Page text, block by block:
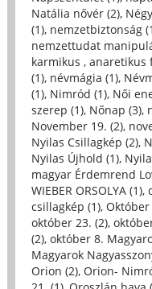
Natália nővér (2),
(1), nemzetbiztonság
nemzettudat
karmikus , anaretikus
(1), névmágia (1),
(1), Nimród (1), Női
szerep (1), Nőnap (3),
November 19. (2),
Nyilas Csillagkép (2),
Nyilas Újhold (1),
magyar Érdemrend
WIEBER ORSOLYA (1),
csillagkép (1), Október
október 23. (2),
(2), október 8.
Magyarok
Orion (2), Orion-